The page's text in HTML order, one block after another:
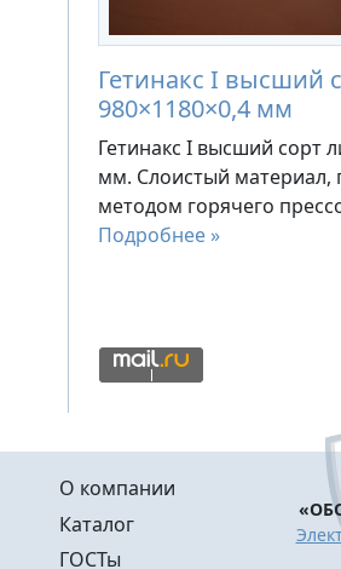
Гетинакс I высший
980×1180×0,4 мм
Гетинакс I высший сорт
мм. Слоистый материал,
методом горячего
Подробнее »
Меню в подвале
О компании
Каталог
ГОСТы